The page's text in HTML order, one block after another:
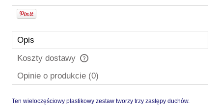
Opis
Koszty dostawy
Cena nie zawiera ewentualnych kosztów płatności
Opinie o produkcie (0)
Ten wieloczęściowy plastikowy zestaw tworzy trzy zastępy duchów.